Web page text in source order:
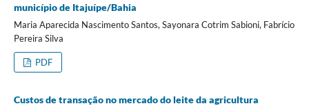
município de Itajuípe/Bahia
Maria Aparecida Nascimento Santos, Sayonara Cotrim Sabioni, Fabrício
Pereira Silva
PDF
Custos de transação no mercado do leite da agricultura